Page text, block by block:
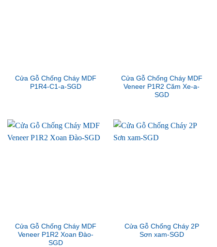
Cửa Gỗ Chống Cháy MDF
P1R4-C1-a-SGD
Cửa Gỗ Chống Cháy MDF
Veneer P1R2 Căm Xe-a-
SGD
Cửa Gỗ Chống Cháy MDF
Veneer P1R2 Xoan Đào-
SGD
Cửa Gỗ Chống Cháy 2P
Sơn xam-SGD